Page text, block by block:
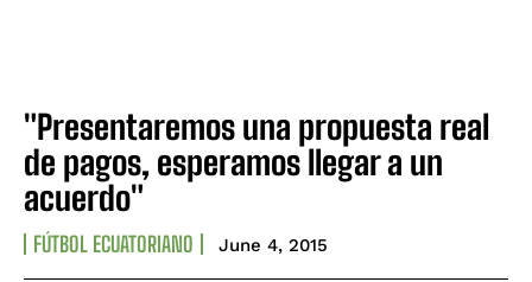
"Presentaremos una propuesta real
de pagos, esperamos llegar a un
acuerdo"
FÚTBOL ECUATORIANO June 4, 2015